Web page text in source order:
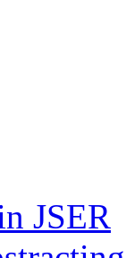
JSER